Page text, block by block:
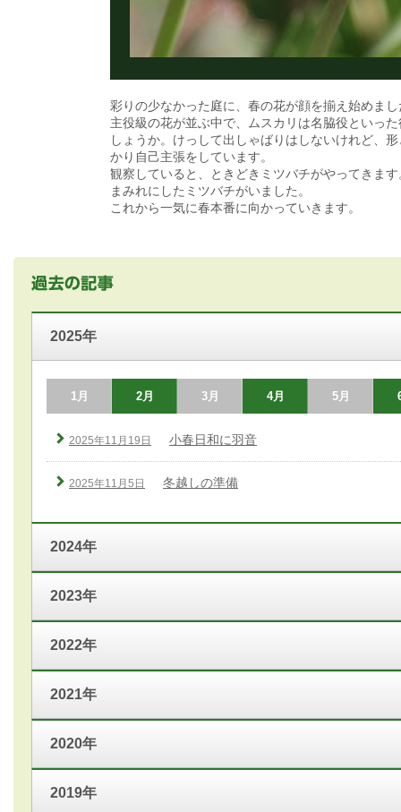
彩りの少なかった庭に、春の花が顔を揃え始めまし
主役級の花が並ぶ中で、ムスカリは名脇役といっ
しょうか。けっして出しゃばりはしないけれど、
かり自己主張をしています。
観察していると、ときどきミツバチがやってきま
まみれにしたミツバチがいました。
これから一気に春本番に向かっていきます。
2025年
1月 2月 3月 4月 5月
2025年11月19日 小春日和に羽音
2025年11月5日 冬越しの準備
2024年
2023年
2022年
2021年
2020年
2019年